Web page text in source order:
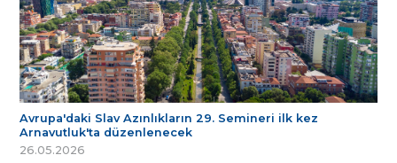
Avrupa'daki Slav Azınlıkların 29. Semineri ilk kez
Arnavutluk'ta düzenlenecek
26.05.2026